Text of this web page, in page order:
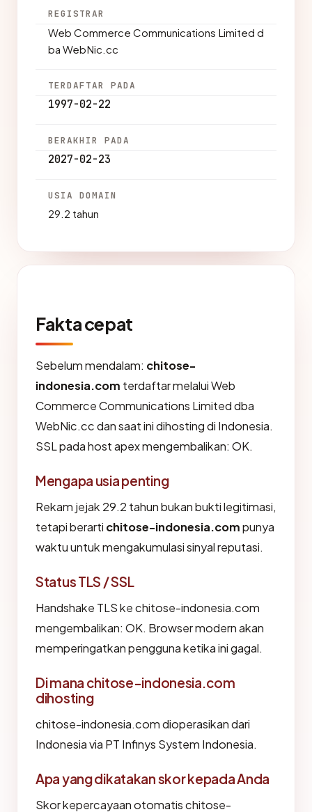
REGISTRAR
Web Commerce Communications Limited d
ba WebNic.cc
TERDAFTAR PADA
1997-02-22
BERAKHIR PADA
2027-02-23
USIA DOMAIN
29.2 tahun
Fakta cepat
Sebelum mendalam: chitose-
indonesia.com terdaftar melalui Web
Commerce Communications Limited dba
WebNic.cc dan saat ini dihosting di Indonesia.
SSL pada host apex mengembalikan: OK.
Mengapa usia penting
Rekam jejak 29.2 tahun bukan bukti legitimasi,
tetapi berarti chitose-indonesia.compunya
waktu untuk mengakumulasi sinyal reputasi.
Status TLS / SSL
Handshake TLS ke chitose-indonesia.com
mengembalikan: OK. Browser modern akan
memperingatkan pengguna ketika ini gagal.
Di mana chitose-indonesia.com
dihosting
chitose-indonesia.com dioperasikan dari
Indonesia via PT Infinys System Indonesia.
Apa yang dikatakan skor kepada Anda
Skor kepercayaan otomatis chitose-